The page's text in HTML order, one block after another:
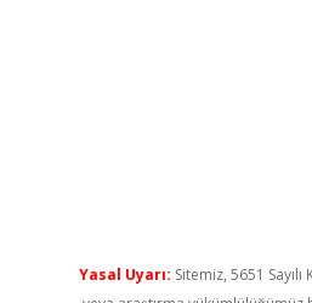
Yasal Uyarı: Sitemiz, 5651